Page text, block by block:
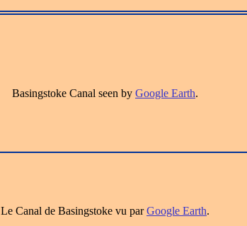
Basingstoke Canal seen by Google Earth.
Le Canal de Basingstoke vu parGoogle Earth.